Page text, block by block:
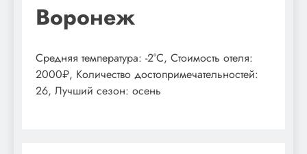
Воронеж
Средняя температура: -2°C, Стоимость отеля:
2000₽, Количество достопримечательностей:
26, Лучший сезон: осень